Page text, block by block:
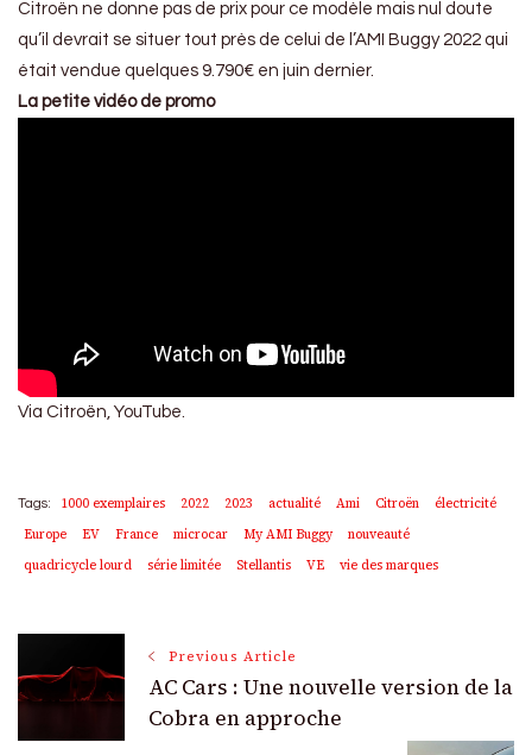
Citroën ne donne pas de prix pour ce modèle mais nul doute
qu’il devrait se situer tout près de celui de l’AMI Buggy 2022 qui
était vendue quelques 9.790€ en juin dernier.
La petite vidéo de promo
Via Citroën, YouTube.
Tags: 1000 exemplaires 2022 2023 actualité Ami Citroën
électricité
Europe
EV France microcar My AMI Buggy
nouveauté
quadricycle lourd
série limitée Stellantis VE vie des marques
Post
Navigation
Previous Article
AC Cars : Une nouvelle version de la
Cobra en approche